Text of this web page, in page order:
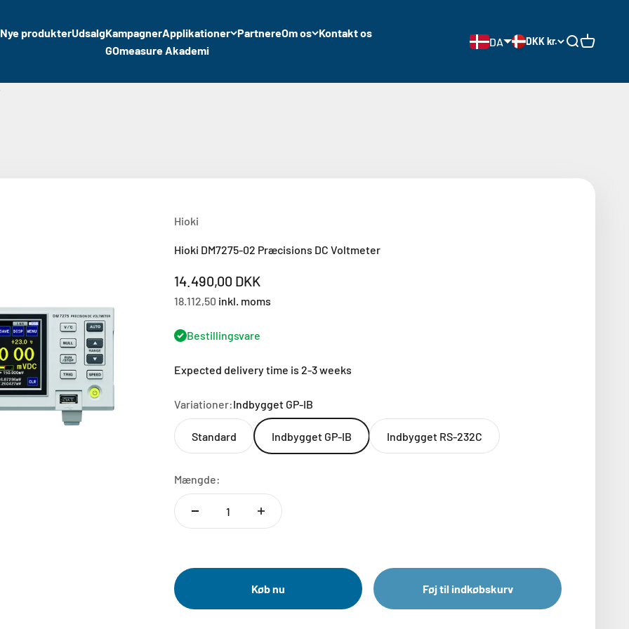
Nye produkterUdsalgKampagnerApplikationer PartnereOm os Kontakt os
GOmeasure Akademi
DA DKK kr. ÅbenÅben
Hioki
Hioki DM7275-02 Præcisions DC Voltmeter
Salgspris
14.490,00 DKK
18.112,50 inkl. moms
Bestillingsvare
Expected delivery time is 2-3 weeks
Variationer:Indbygget GP-IB
Standard Indbygget GP-IB Indbygget RS-232C
Mængde:
Køb nu Føj til indkøbskurv